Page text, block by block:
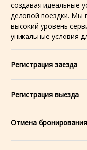
создавая идеальные
деловой поездки. Мы
высокий уровень
уникальные условия
Регистрация заезда
Регистрация выезда
Отмена бронирования